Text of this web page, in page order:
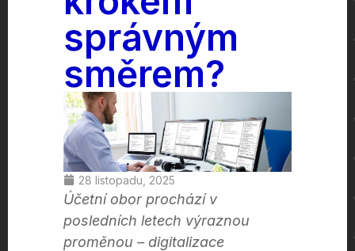
správným
směrem?
28 listopadu, 2025
Účetní obor prochází v
posledních letech výraznou
proměnou – digitalizace